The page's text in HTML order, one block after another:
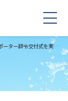
防災サポーター辞令交付式を実施しました